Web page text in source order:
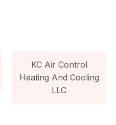
KC Air Control
Heating And Cooling
LLC